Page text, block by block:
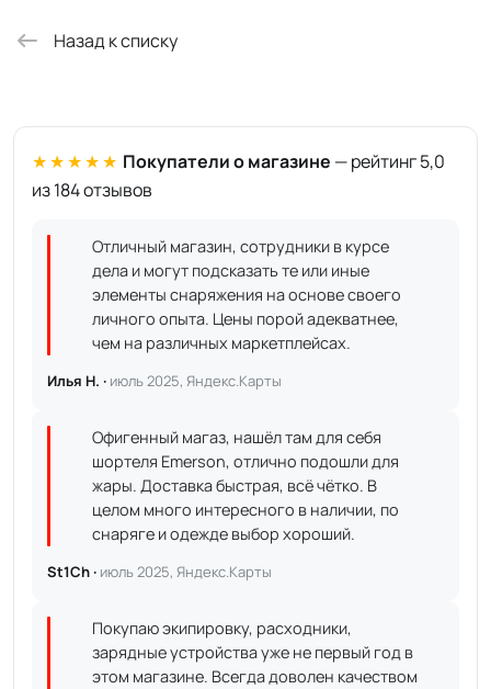
Назад к списку
★★★★★ Покупатели о магазине — рейтинг 5,0
из 184 отзывов
Отличный магазин, сотрудники в курсе
дела и могут подсказать те или иные
элементы снаряжения на основе своего
личного опыта. Цены порой адекватнее,
чем на различных маркетплейсах.
Илья Н. · июль 2025, Яндекс.Карты
Офигенный магаз, нашёл там для себя
шортеля Emerson, отлично подошли для
жары. Доставка быстрая, всё чётко. В
целом много интересного в наличии, по
снаряге и одежде выбор хороший.
St1Ch · июль 2025, Яндекс.Карты
Покупаю экипировку, расходники,
зарядные устройства уже не первый год в
этом магазине. Всегда доволен качеством